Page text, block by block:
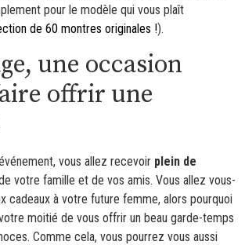
pour le modèle qui vous plaît
de 60 montres originales !).
une occasion
offrir une
vous allez recevoir plein de
votre famille et de vos amis. Vous allez vous-
cadeaux à votre future femme, alors pourquoi
moitié de vous offrir un beau garde-temps
Comme cela, vous pourrez vous aussi